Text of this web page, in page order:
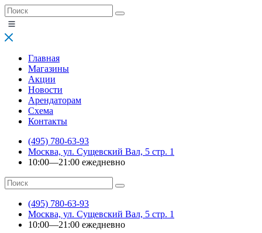
Главная
Магазины
Акции
Новости
Арендаторам
Схема
Контакты
(495) 780-63-93
Москва, ул. Сущевский Вал, 5 стр. 1
10:00—21:00 ежедневно
(495) 780-63-93
Москва, ул. Сущевский Вал, 5 стр. 1
10:00—21:00 ежедневно